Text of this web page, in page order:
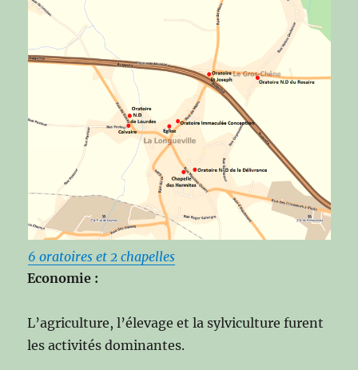
6 oratoires et 2 chapelles
Economie :
L’agriculture, l’élevage et la sylviculture furent
les activités dominantes.